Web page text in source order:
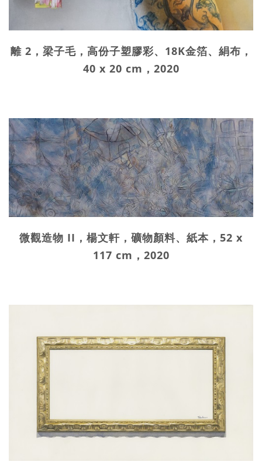
離 2，梁子毛，高份子塑膠彩、18K金箔、絹布，
40 x 20 cm，2020
微觀造物 II，楊文軒，礦物顏料、紙本，52 x
117 cm，2020